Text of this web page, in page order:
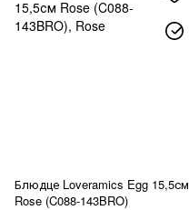
Блюдце Loveramics Egg 15,5см
Rose (C088-143BRO)